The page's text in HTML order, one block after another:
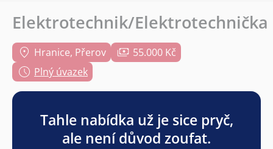
Elektrotechnik/Elektrotechnička
Hranice, Přerov
55.000 Kč
Plný úvazek
Tahle nabídka už je sice pryč,
ale není důvod zoufat.